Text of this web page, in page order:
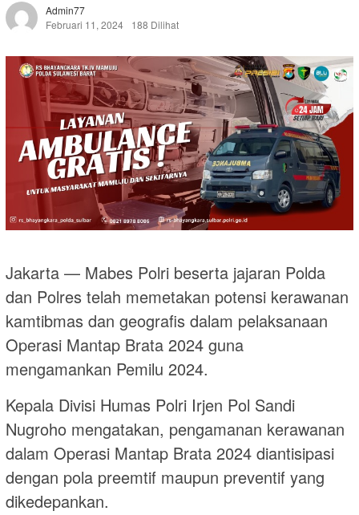
Admin77
Februari 11, 2024
188 Dilihat
Jakarta — Mabes Polri beserta jajaran Polda
dan Polres telah memetakan potensi kerawanan
kamtibmas dan geografis dalam pelaksanaan
Operasi Mantap Brata 2024 guna
mengamankan Pemilu 2024.
Kepala Divisi Humas Polri Irjen Pol Sandi
Nugroho mengatakan, pengamanan kerawanan
dalam Operasi Mantap Brata 2024 diantisipasi
dengan pola preemtif maupun preventif yang
dikedepankan.